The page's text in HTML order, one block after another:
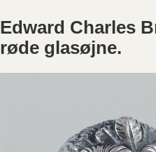
Edward Charles
røde glasøjne.